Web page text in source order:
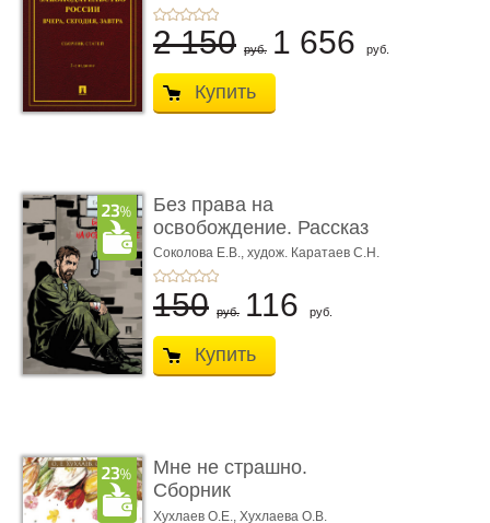
2 150 руб. 1 656 руб.
Купить
Без права на
освобождение. Рассказ
Соколова Е.В., худож. Каратаев С.Н.
150 руб. 116 руб.
Купить
Мне не страшно.
Сборник
терапевтических
Хухлаев О.Е., Хухлаева О.В.